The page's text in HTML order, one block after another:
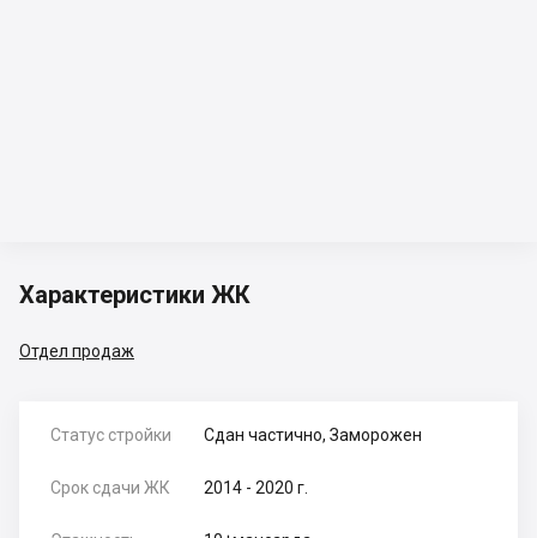
Характеристики ЖК
Отдел продаж
Статус стройки Сдан частично, Заморожен
Срок сдачи ЖК 2014 - 2020 г.